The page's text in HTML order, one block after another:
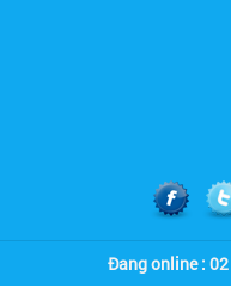
Đang online : 02